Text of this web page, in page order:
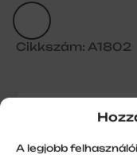
A legjobb
Cikkszám: A1802